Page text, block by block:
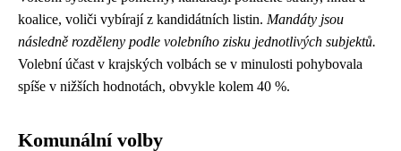
koalice, voliči vybírají z kandidátních listin. Mandáty jsou
následně rozděleny podle volebního zisku jednotlivých subjektů.
Volební účast v krajských volbách se v minulosti pohybovala
spíše v nižších hodnotách, obvykle kolem 40 %.
Komunální volby